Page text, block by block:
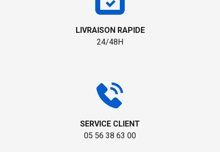
LIVRAISON RAPIDE
24/48H
SERVICE CLIENT
05 56 38 63 00